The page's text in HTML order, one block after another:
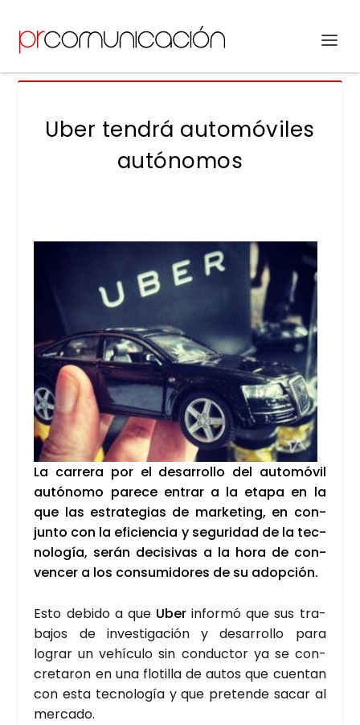
Uber tendrá automóviles
autónomos
La carre­ra por el desa­rro­llo del auto­mó­vil
autó­no­mo pare­ce entrar a la eta­pa en la
que las estra­te­gias de mar­ke­ting, en con­
jun­to con la efi­cien­cia y segu­ri­dad de la tec­
no­lo­gía, serán deci­si­vas a la hora de con­
ven­cer a los con­su­mi­do­res de su adop­ción.
Esto debi­do a que Uber infor­mó que sus tra­
ba­jos de inves­ti­ga­ción y desa­rro­llo para
lograr un vehícu­lo sin con­duc­tor ya se con­
cre­ta­ron en una flo­ti­lla de autos que cuen­tan
con esta tec­no­lo­gía y que pre­ten­de sacar al
mer­ca­do.